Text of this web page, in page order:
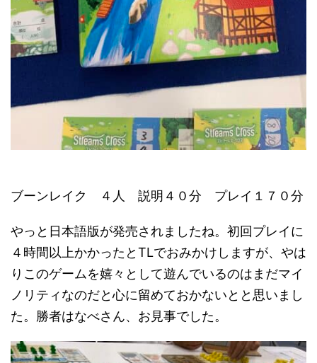
ブーンレイク ４人 説明４０分 プレイ１７０分
やっと日本語版が発売されましたね。初回プレイに
４時間以上かかったとTLでおみかけしますが、やは
りこのゲームを嬉々として遊んでいるのはまだマイ
ノリティなのだと心に留めておかないとと思いまし
た。勝者はなべさん、お見事でした。